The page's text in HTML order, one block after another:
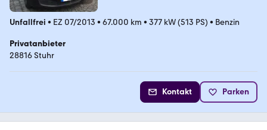
Unfallfrei • EZ 07/2013 • 67.000 km • 377 kW (513 PS) • Benzin
Privatanbieter
28816 Stuhr
Kontakt Parken